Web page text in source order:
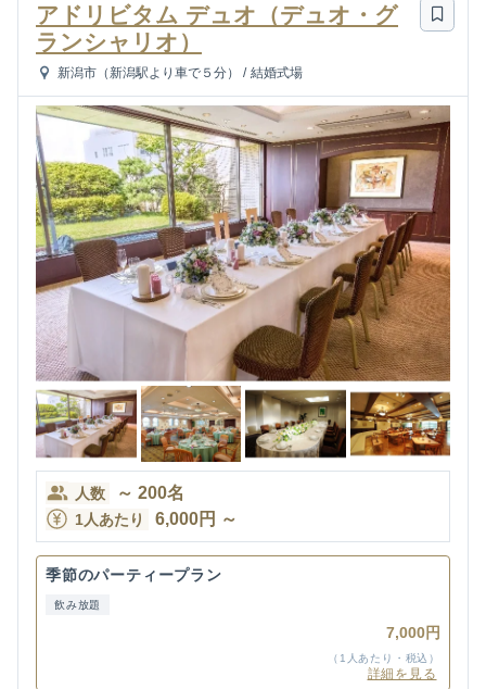
アドリビタム デュオ（デュオ・グ
ランシャリオ）
新潟市（新潟駅より車で５分） / 結婚式場
人数 ～ 200名
1人あたり 6,000円 ～
季節のパーティープラン
飲み放題
7,000円
（1人あたり・税込）
詳細を見る